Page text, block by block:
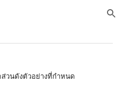
Skip to navigation
วนดังตัวอย่างที่กำหนด